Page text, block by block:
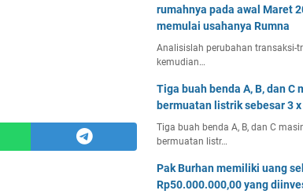
rumahnya pada awal Maret
memulai usahanya Rumna
Analisislah perubahan transaksi-
kemudian…
Tiga buah benda A, B, dan C
bermuatan listrik sebesar 3 x
Tiga buah benda A, B, dan C
bermuatan listr…
Pak Burhan memiliki uang
Rp50.000.000,00 yang